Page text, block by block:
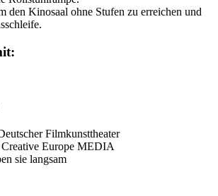
den Kinosaal ohne Stufen zu erreichen und